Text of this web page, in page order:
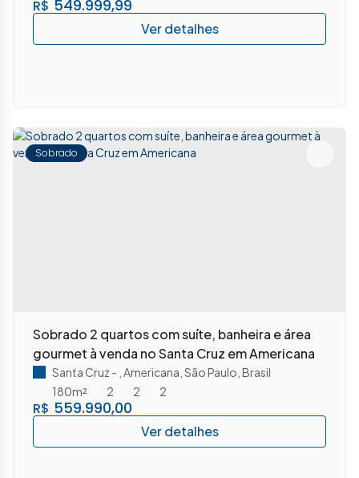
R$ 549.999,99
Sobrado
Sobrado 2 quartos com suíte, banheira e área
gourmet à venda no Santa Cruz em Americana
R$ 559.990,00
Santa Cruz Americana São Paulo Brasil
2
2
180m² 2